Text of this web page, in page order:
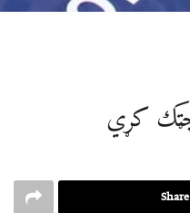
چټک کړي